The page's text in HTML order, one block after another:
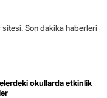
sitesi. Son dakika haberleri
okullarda etkinlik